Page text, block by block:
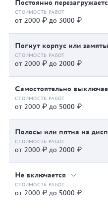
Постоянно
от 2000 ₽ до 3000 ₽
Погнут корпус или
от 2000 ₽ до 2000 ₽
Самостоятельно
от 2000 ₽ до 5000 ₽
Полосы или пятна на
от 2000 ₽ до 2000 ₽
Не включается
от 2000 ₽ до 5000 ₽